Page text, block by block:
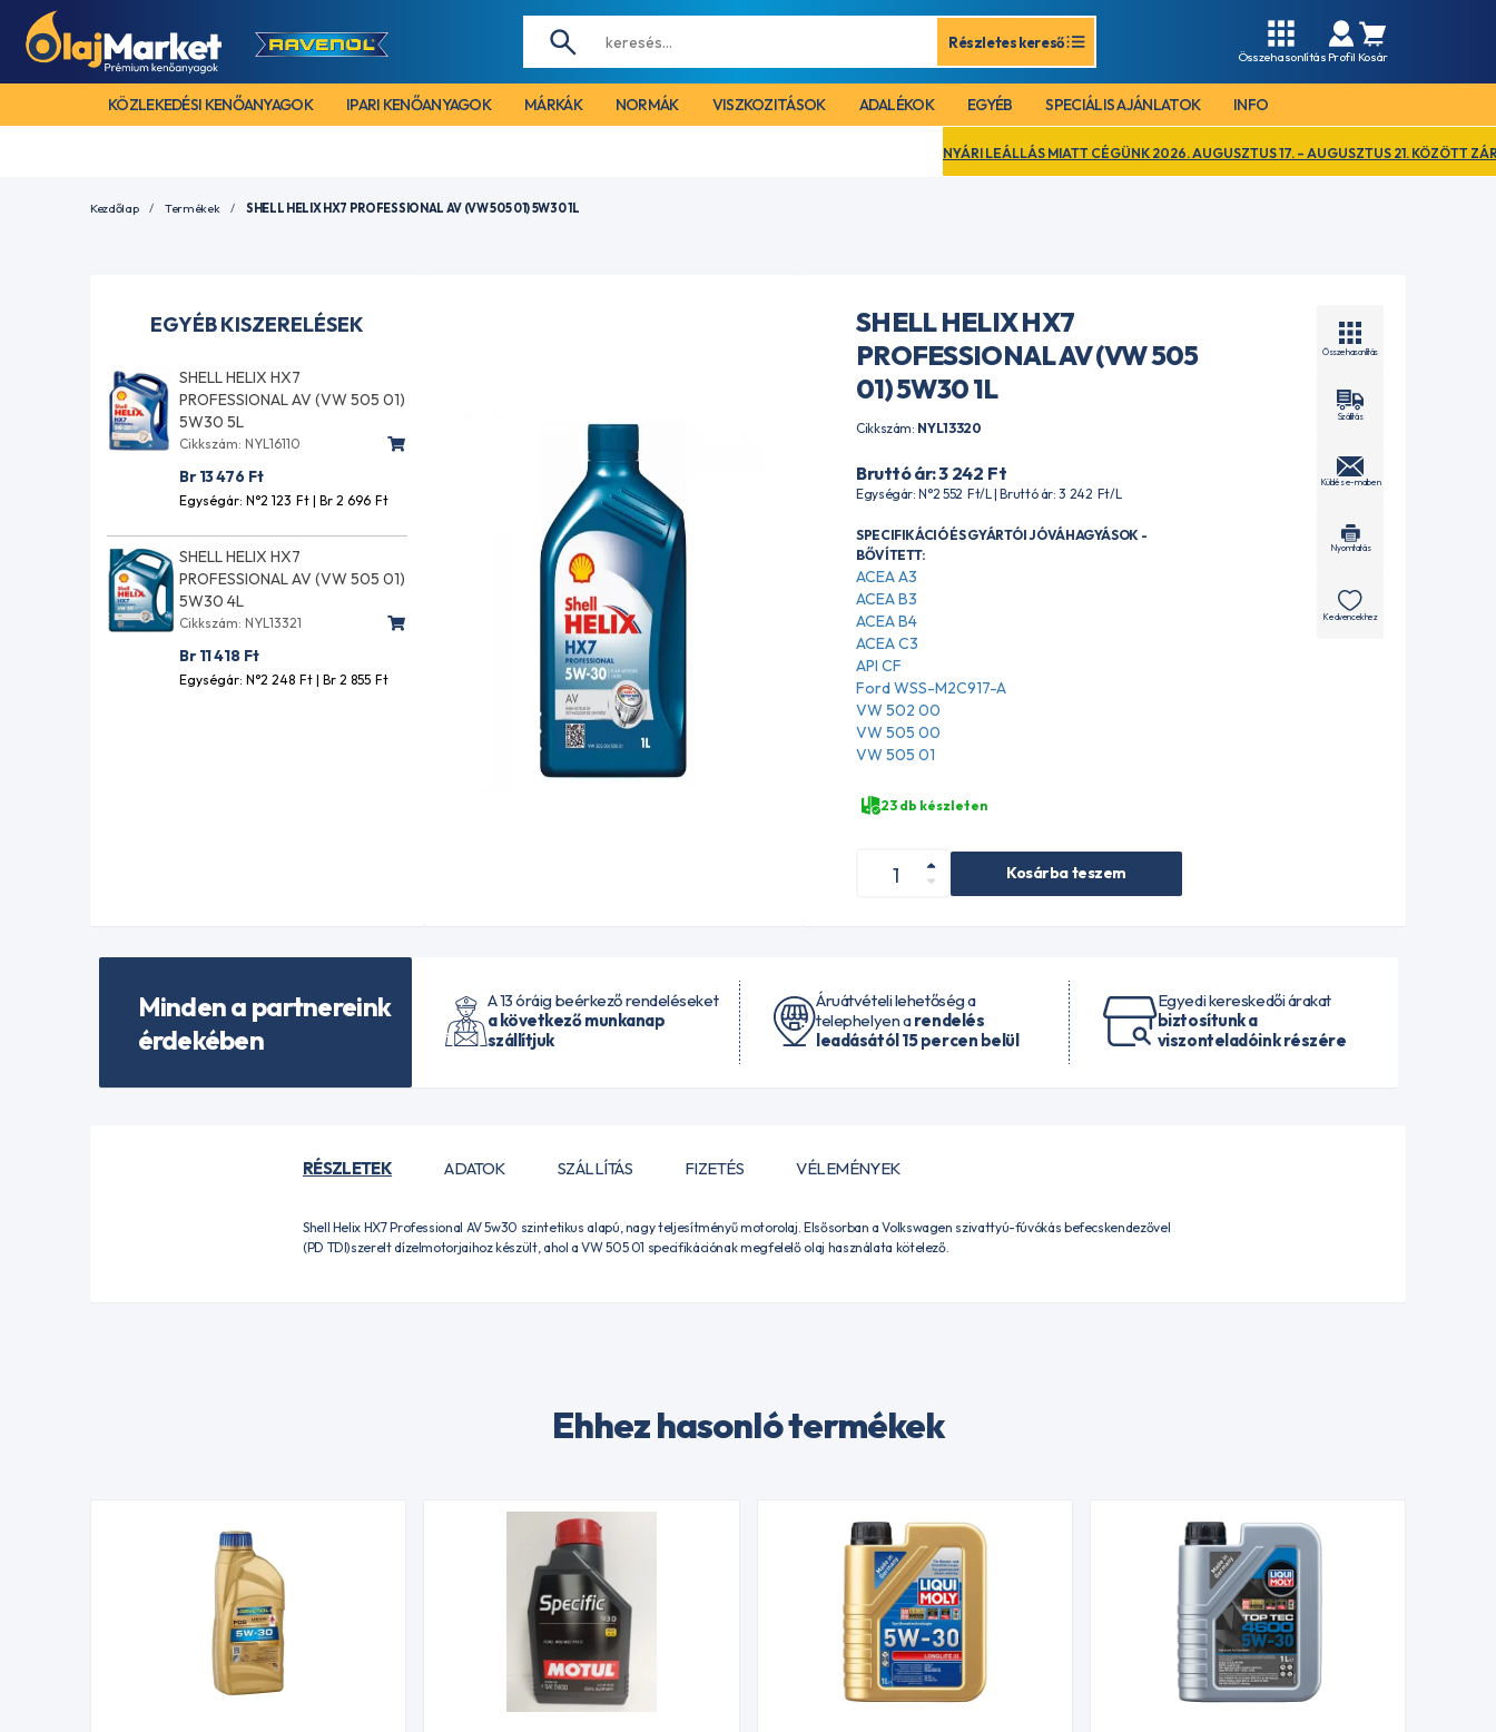
Részletes kereső
Összehasonlítás Profil Kosár
KÖZLEKEDÉSI KENŐANYAGOK IPARI KENŐANYAGOK MÁRKÁK NORMÁK VISZKOZITÁSOK ADALÉKOK EGYÉB SPECIÁLIS AJÁNLATOK INFO
NYÁRI LEÁLLÁS MIATT CÉGÜNK 2026. AUGUSZTUS 17. – AUGUSZTUS 21. KÖZÖTT ZÁRVA TART.
Kezdőlap Termékek SHELL HELIX HX7 PROFESSIONAL AV (VW 505 01) 5W30 1L
EGYÉB KISZERELÉSEK
SHELL HELIX HX7
PROFESSIONAL AV (VW 505 01)
5W30 5L
Cikkszám: NYL16110
Br 13 476 Ft
Egységár: N°2 123 Ft | Br 2 696 Ft
SHELL HELIX HX7
PROFESSIONAL AV (VW 505 01)
5W30 4L
Cikkszám: NYL13321
Br 11 418 Ft
Egységár: N°2 248 Ft | Br 2 855 Ft
SHELL HELIX HX7
PROFESSIONAL AV (VW 505
01) 5W30 1L
Cikkszám: NYL13320
Bruttó ár: 3 242 Ft
Egységár: N°2 552 Ft/L | Bruttó ár: 3 242 Ft/L
SPECIFIKÁCIÓ ÉS GYÁRTÓI JÓVÁHAGYÁSOK -
BŐVÍTETT:
ACEA A3
ACEA B3
ACEA B4
ACEA C3
API CF
Ford WSS-M2C917-A
VW 502 00
VW 505 00
VW 505 01
23 db készleten
Kosárba teszem
Összehasonlítás
Szállítás
Küldés e-mailben
Nyomtatás
Kedvencekhez
Minden a partnereink
érdekében
A 13 óráig beérkező rendeléseket
a következő munkanap
szállítjuk
Áruátvételi lehetőség a
telephelyen arendelés
leadásától 15 percen belül
Egyedi kereskedői árakat
biztosítunk a
viszonteladóink részére
RÉSZLETEK ADATOK SZÁLLÍTÁS FIZETÉS VÉLEMÉNYEK
Shell Helix HX7 Professional AV 5w30 szintetikus alapú, nagy teljesítményű motorolaj. Elsősorban a Volkswagen szivattyú-fúvókás befecskendezővel
(PD TDI)szerelt dízelmotorjaihoz készült, ahol a VW 505 01 specifikációnak megfelelő olaj használata kötelező.
Ehhez hasonló termékek